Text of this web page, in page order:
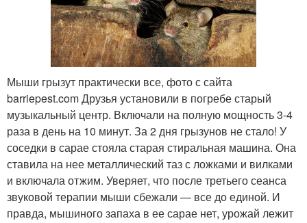
Мыши грызут практически все, фото с сайта
barriepest.com Друзья установили в погребе старый
музыкальный центр. Включали на полную мощность 3-4
раза в день на 10 минут. За 2 дня грызунов не стало! У
соседки в сарае стояла старая стиральная машина. Она
ставила на нее металлический таз с ложками и вилками
и включала отжим. Уверяет, что после третьего сеанса
звуковой терапии мыши сбежали — все до единой. И
правда, мышиного запаха в ее сарае нет, урожай лежит